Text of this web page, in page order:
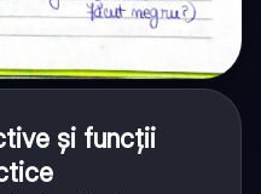
și funcții